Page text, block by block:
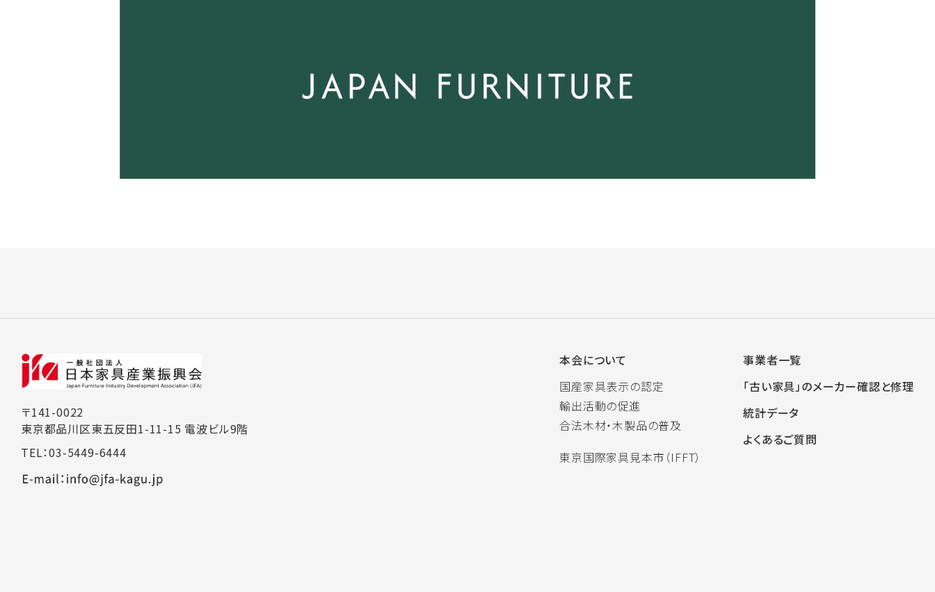
〒141-0022
東京都品川区東五反田1-11-15 電波ビル9階
TEL：03-5449-6444
本会について
国産家具表示の認定
輸出活動の促進
合法木材・木製品の普及
東京国際家具見本市（IFFT）
事業者一覧
「古い家具」のメーカー確認と修理
統計データ
よくあるご質問